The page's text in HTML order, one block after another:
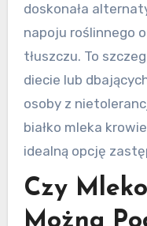
doskonała
napoju roślinnego
tłuszczu. To
diecie lub
osoby z
białko mleka
idealną opcję
Czy